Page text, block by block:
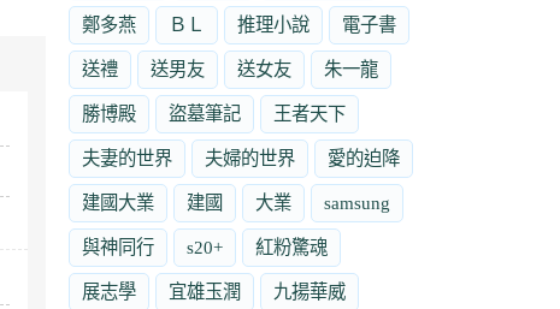
鄭多燕 ＢＬ 推理小說 電子書
送禮 送男友 送女友 朱一龍
勝博殿 盜墓筆記 王者天下
夫妻的世界 夫婦的世界 愛的迫降
建國大業 建國 大業 samsung
與神同行 s20+ 紅粉驚魂
展志學 宜雄玉潤 九揚華威